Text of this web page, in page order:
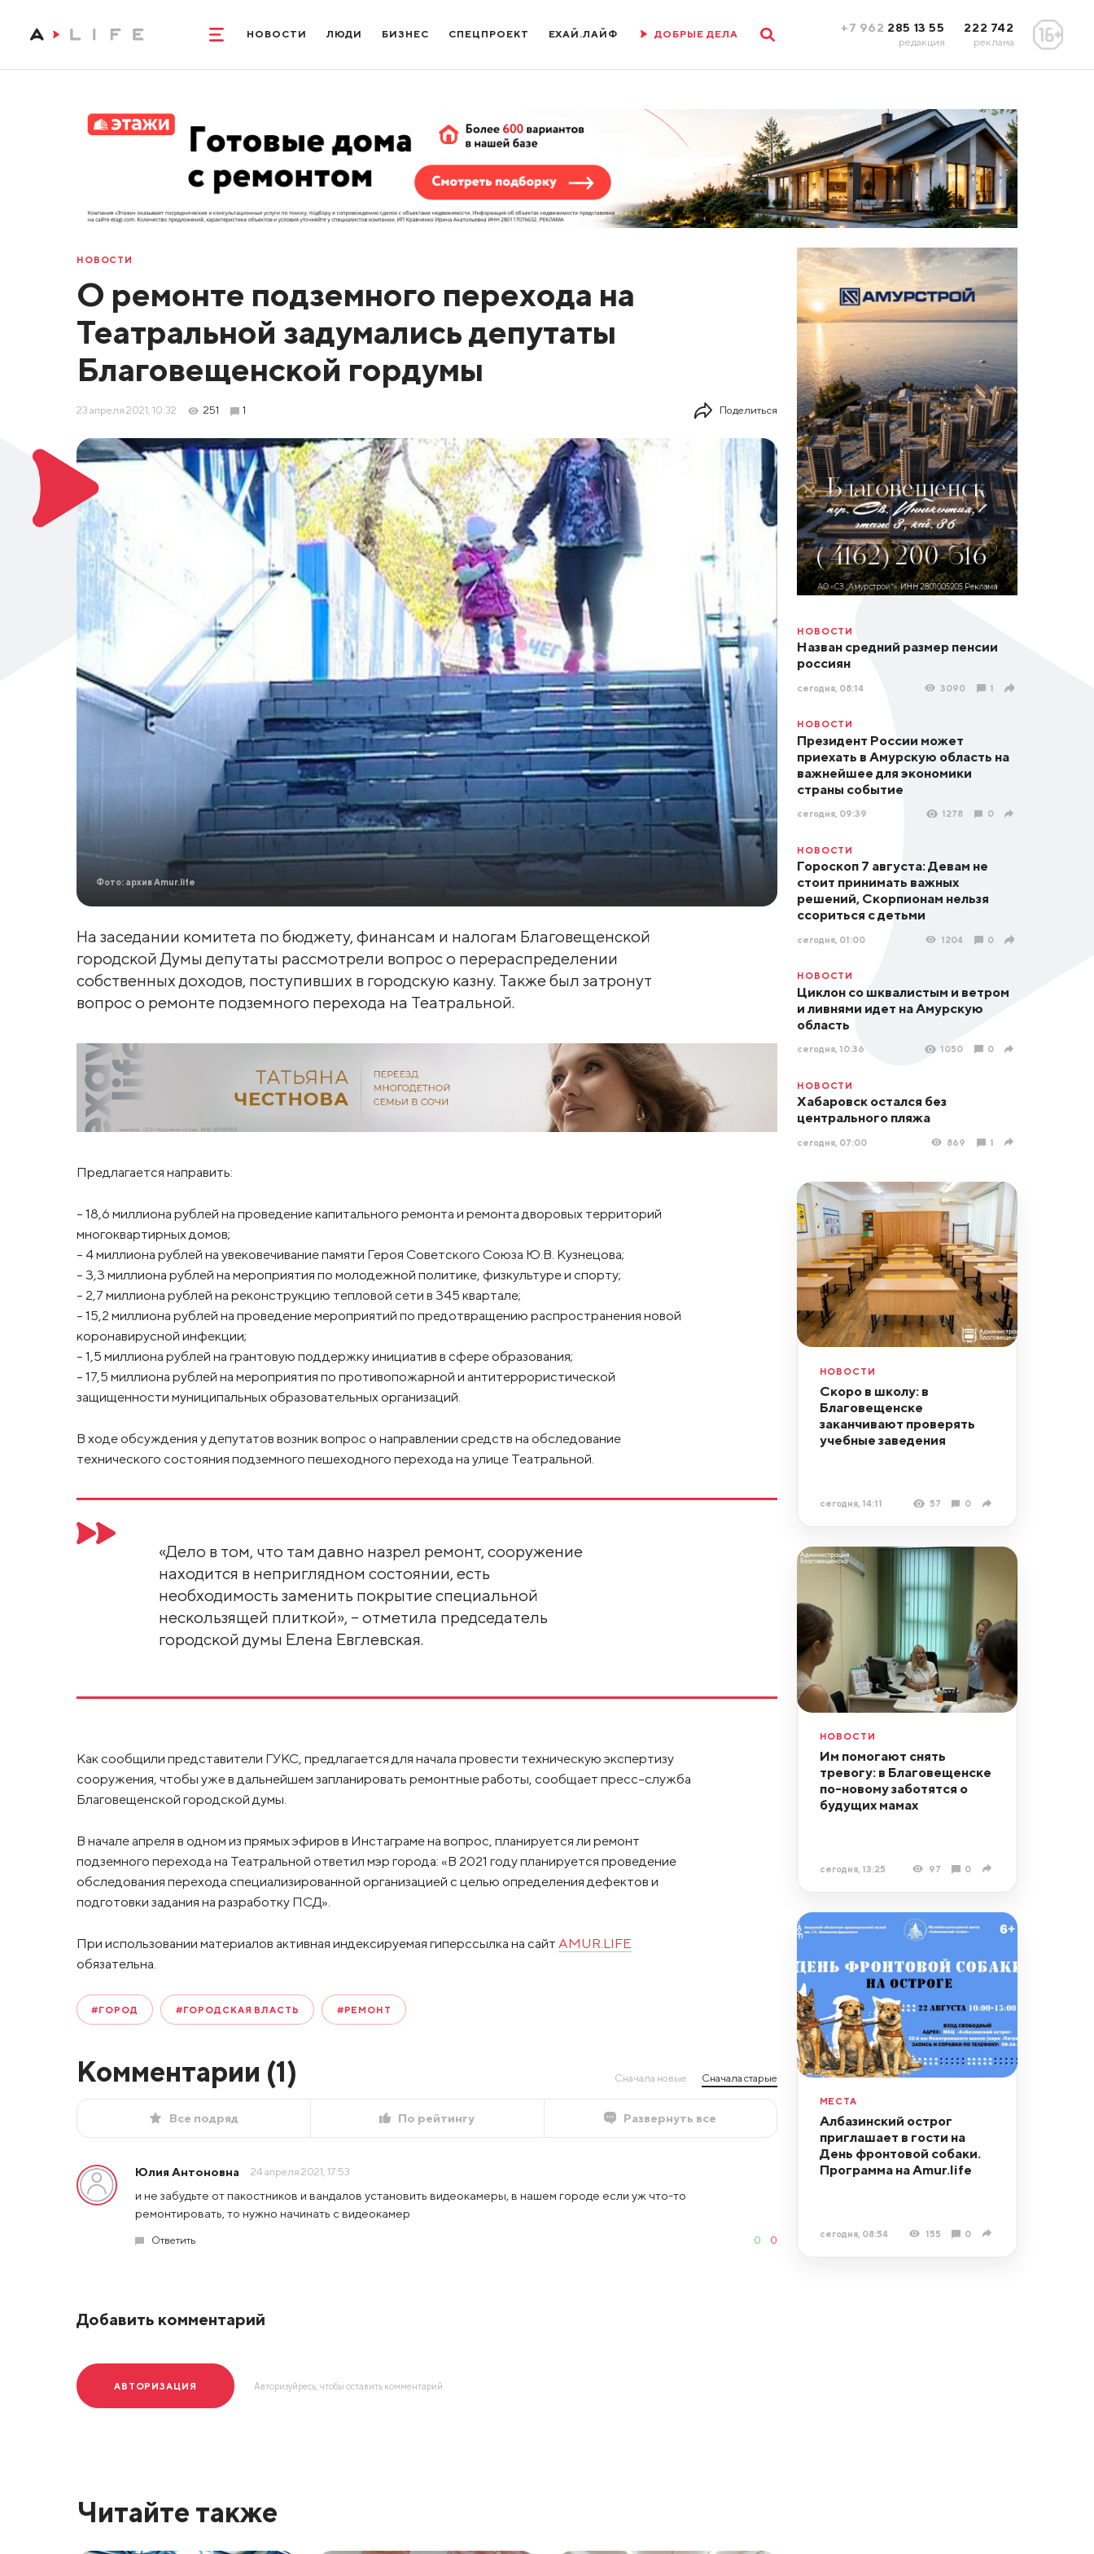
НОВОСТИ ЛЮДИ БИЗНЕС СПЕЦПРОЕКТ ЕХАЙ.ЛАЙФ ДОБРЫЕ ДЕЛА +7 962 285 13 55
редакция
222 742
реклама
НОВОСТИ
О ремонте подземного перехода на
Театральной задумались депутаты
Благовещенской гордумы
23 апреля 2021, 10:32 251 1 Поделиться
Фото: архив Amur.life
На заседании комитета по бюджету, финансам и налогам Благовещенской
городской Думы депутаты рассмотрели вопрос о перераспределении
собственных доходов, поступивших в городскую казну. Также был затронут
вопрос о ремонте подземного перехода на Театральной.
Предлагается направить:
– 18,6 миллиона рублей на проведение капитального ремонта и ремонта дворовых территорий
многоквартирных домов;
– 4 миллиона рублей на увековечивание памяти Героя Советского Союза Ю.В. Кузнецова;
– 3,3 миллиона рублей на мероприятия по молодежной политике, физкультуре и спорту;
– 2,7 миллиона рублей на реконструкцию тепловой сети в 345 квартале;
– 15,2 миллиона рублей на проведение мероприятий по предотвращению распространения новой
коронавирусной инфекции;
– 1,5 миллиона рублей на грантовую поддержку инициатив в сфере образования;
– 17,5 миллиона рублей на мероприятия по противопожарной и антитеррористической
защищенности муниципальных образовательных организаций.
В ходе обсуждения у депутатов возник вопрос о направлении средств на обследование
технического состояния подземного пешеходного перехода на улице Театральной.
«Дело в том, что там давно назрел ремонт, сооружение
находится в неприглядном состоянии, есть
необходимость заменить покрытие специальной
нескользящей плиткой», – отметила председатель
городской думы Елена Евглевская.
Как сообщили представители ГУКС, предлагается для начала провести техническую экспертизу
сооружения, чтобы уже в дальнейшем запланировать ремонтные работы, сообщает пресс-служба
Благовещенской городской думы.
В начале апреля в одном из прямых эфиров в Инстаграме на вопрос, планируется ли ремонт
подземного перехода на Театральной ответил мэр города: «В 2021 году планируется проведение
обследования перехода специализированной организацией с целью определения дефектов и
подготовки задания на разработку ПСД».
При использовании материалов активная индексируемая гиперссылка на сайт AMUR.LIFE
обязательна.
#ГОРОД #ГОРОДСКАЯ ВЛАСТЬ #РЕМОНТ
Комментарии (1) Сначала новые Сначала старые
Все подряд По рейтингу Развернуть все
Юлия Антоновна 24 апреля 2021, 17:53
и не забудьте от пакостников и вандалов установить видеокамеры, в нашем городе если уж что-то
ремонтировать, то нужно начинать с видеокамер
Ответить 0 0
Добавить комментарий
АВТОРИЗАЦИЯ Авторизуйресь, чтобы оставить комментарий.
НОВОСТИ
Назван средний размер пенсии
россиян
сегодня, 08:14 3090 1
НОВОСТИ
Президент России может
приехать в Амурскую область на
важнейшее для экономики
страны событие
сегодня, 09:39 1278 0
НОВОСТИ
Гороскоп 7 августа: Девам не
стоит принимать важных
решений, Скорпионам нельзя
ссориться с детьми
сегодня, 01:00 1204 0
НОВОСТИ
Циклон со шквалистым и ветром
и ливнями идет на Амурскую
область
сегодня, 10:36 1050 0
НОВОСТИ
Хабаровск остался без
центрального пляжа
сегодня, 07:00 869 1
НОВОСТИ
Скоро в школу: в
Благовещенске
заканчивают проверять
учебные заведения
сегодня, 14:11 57 0
НОВОСТИ
Им помогают снять
тревогу: в Благовещенске
по-новому заботятся о
будущих мамах
сегодня, 13:25 97 0
МЕСТА
Албазинский острог
приглашает в гости на
День фронтовой собаки.
Программа на Amur.life
сегодня, 08:54 155 0
Читайте также